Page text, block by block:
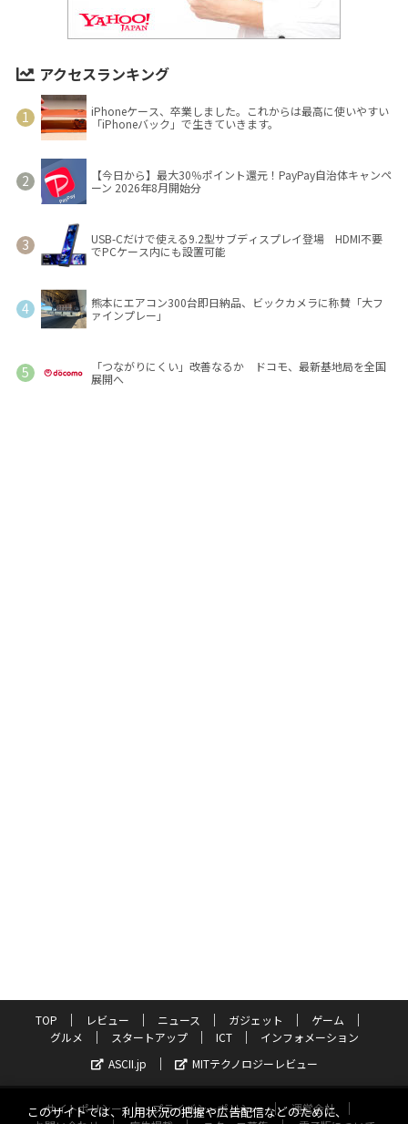
アクセスランキング
iPhoneケース、卒業しました。これからは最高に使いやすい
「iPhoneバック」で生きていきます。
【今日から】最大30％ポイント還元！PayPay自治体キャンペ
ーン 2026年8月開始分
USB-Cだけで使える9.2型サブディスプレイ登場 HDMI不要
でPCケース内にも設置可能
熊本にエアコン300台即日納品、ビックカメラに称賛「大フ
ァインプレー」
「つながりにくい」改善なるか ドコモ、最新基地局を全国
展開へ
TOP レビュー ニュース ガジェット
ゲーム
グルメ
スタートアップ ICT
インフォメーション
ASCII.jp
MITテクノロジーレビュー
サイトポリシー プライバシーポリシー
運営会社
このサイトでは、利用状況の把握や広告配信などのために、